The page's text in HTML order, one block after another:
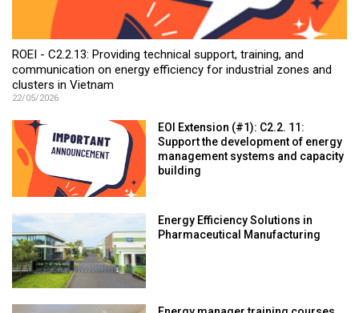
ROEI - C2.2.13: Providing technical support, training, and
communication on energy efficiency for industrial zones and
clusters in Vietnam
22/05/2026
EOI Extension (#1): C2.2. 11:
Support the development of energy
management systems and capacity
building
Energy Efficiency Solutions in
Pharmaceutical Manufacturing